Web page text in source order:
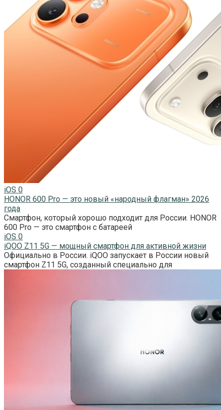
iOS 0
HONOR 600 Pro — это новый «народный флагман» 2026
года
Смартфон, который хорошо подходит для России. HONOR
600 Pro — это смартфон с батареей
iOS 0
iQOO Z11 5G — мощный смартфон для активной жизни
Официально в России. iQOO запускает в России новый
смартфон Z11 5G, созданный специально для